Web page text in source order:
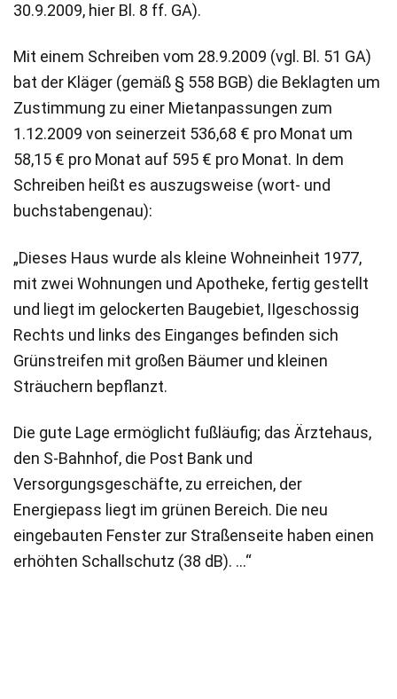
30.9.2009, hier Bl. 8 ff. GA).
Mit einem Schreiben vom 28.9.2009 (vgl. Bl. 51 GA)
bat der Kläger (gemäß § 558 BGB) die Beklagten um
Zustimmung zu einer Mietanpassungen zum
1.12.2009 von seinerzeit 536,68 € pro Monat um
58,15 € pro Monat auf 595 € pro Monat. In dem
Schreiben heißt es auszugsweise (wort- und
buchstabengenau):
„Dieses Haus wurde als kleine Wohneinheit 1977,
mit zwei Wohnungen und Apotheke, fertig gestellt
und liegt im gelockerten Baugebiet, IIgeschossig
Rechts und links des Einganges befinden sich
Grünstreifen mit großen Bäumer und kleinen
Sträuchern bepflanzt.
Die gute Lage ermöglicht fußläufig; das Ärztehaus,
den S-Bahnhof, die Post Bank und
Versorgungsgeschäfte, zu erreichen, der
Energiepass liegt im grünen Bereich. Die neu
eingebauten Fenster zur Straßenseite haben einen
erhöhten Schallschutz (38 dB). …“